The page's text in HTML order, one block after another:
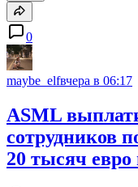
0
maybe_elfвчера в 06:17
ASML
сотрудников
20 тысяч